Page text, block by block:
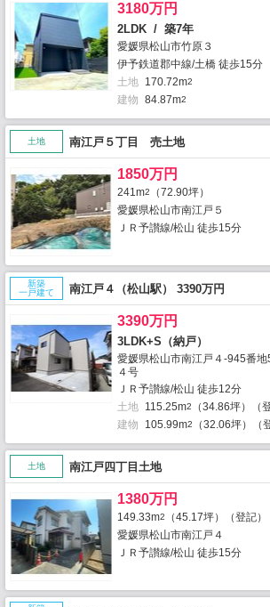
3180万円
2LDK / 築7年
愛媛県松山市竹原３
伊予鉄道郡中線/土橋 徒歩15分
土地 170.72m2
建物 84.87m2
土地 南江戸５丁目 売土地
1850万円
241m2
（72.90坪）
愛媛県松山市南江戸５
ＪＲ予讃線/松山 徒歩15分
新築
一戸建て
南江戸４（松山駅） 3390万円
3390万円
3LDK+S（納戸）
愛媛県松山市南江戸４-945番
４号
ＪＲ予讃線/松山 徒歩12分
土地 115.25m2
（34.86坪）（
建物
105.99m2 （32.06坪）（
土地 南江戸四丁目土地
1380万円
149.33m2
（45.17坪）（登記）
愛媛県松山市南江戸４
ＪＲ予讃線/松山 徒歩15分